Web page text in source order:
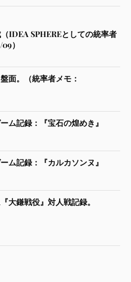
IDEA SPHEREとしての統率者
）
面。（統率者メモ：
ム記録：『宝石の煌めき』
ム記録：『カルカソンヌ』
大鎌戦役』対人戦記録。